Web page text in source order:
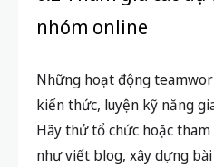
nhóm online
Những hoạt động
kiến thức, luyện kỹ năng
Hãy thử tổ chức hoặc
như viết blog, xây dựng